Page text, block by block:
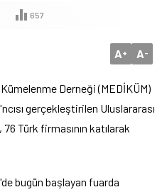
657
A+ A-
Derneği (MEDİKÜM)
gerçekleştirilen Uluslararası
Türk firmasının katılarak
bugün başlayan fuarda